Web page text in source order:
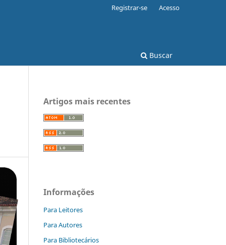
Buscar
Registrar-se Acesso
Artigos mais recentes
Informações
Para Leitores
Para Autores
Para Bibliotecários